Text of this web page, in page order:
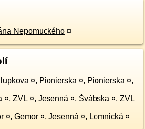
Nepomuckého ¤
¤, Pionierska ¤, Pionierska ¤,
¤, ZVL ¤, Jesenná ¤, Švábska ¤, ZVL
¤, Gemor ¤, Jesenná ¤, Lomnická ¤